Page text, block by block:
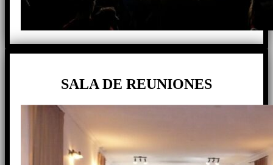
SALA DE REUNIONES